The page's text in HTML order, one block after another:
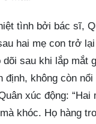
tình bởi bác sĩ,
hai mẹ con trở
dõi sau khi lắp mắt
định, không còn
xúc động: “Hai
khóc. Họ hàng